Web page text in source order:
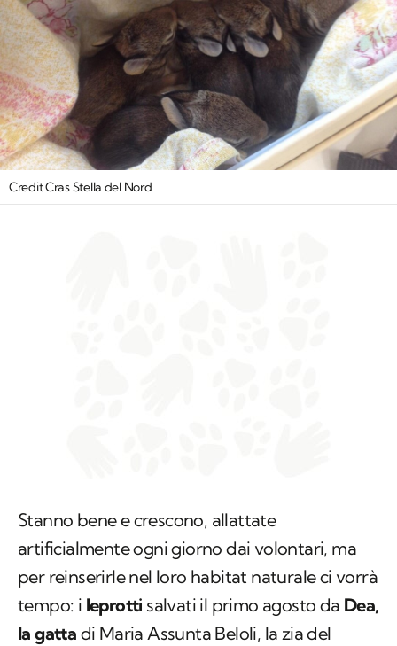
Credit Cras Stella del Nord
Stanno bene e crescono, allattate
artificialmente ogni giorno dai volontari, ma
per reinserirle nel loro habitat naturale ci vorrà
tempo: i leprotti salvati il primo agosto da Dea,
la gatta di Maria Assunta Beloli, la zia del